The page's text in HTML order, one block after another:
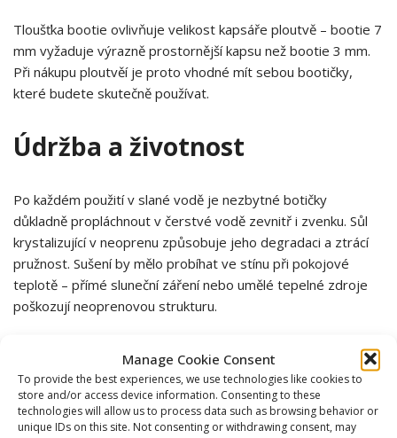
Manage Cookie Consent
To provide the best experiences, we use technologies like cookies to
store and/or access device information. Consenting to these
technologies will allow us to process data such as browsing behavior or
unique IDs on this site. Not consenting or withdrawing consent, may
Tloušťka bootie ovlivňuje velikost kapsáře ploutvě – bootie 7
mm vyžaduje výrazně prostornější kapsu než bootie 3 mm.
Při nákupu ploutvěí je proto vhodné mít sebou bootičky,
které budete skutečně používat.
Údržba a životnost
Po každém použití v slané vodě je nezbytné botičky
důkladně propláchnout v čerstvé vodě zevnitř i zvenku. Sůl
krystalizující v neoprenu způsobuje jeho degradaci a ztrácí
pružnost. Sušení by mělo probíhat ve stínu při pokojové
teplotě – přímé sluneční záření nebo umělé tepelné zdroje
poškozují neoprenovou strukturu.
Podrážka se postupně opotřebovává mechanickým
namáháním. První známkou je vyhlazení profilu, později
mohou vznikat trhliny nebo úplné protržení. Pokud podrážka
vykazuje viditelné poškození, ztrácí bootie ochrannou funkci i